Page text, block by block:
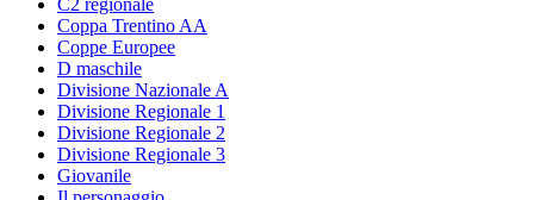
Coppa Trentino AA
Coppe Europee
D maschile
Divisione Nazionale A
Divisione Regionale 1
Divisione Regionale 2
Divisione Regionale 3
Giovanile